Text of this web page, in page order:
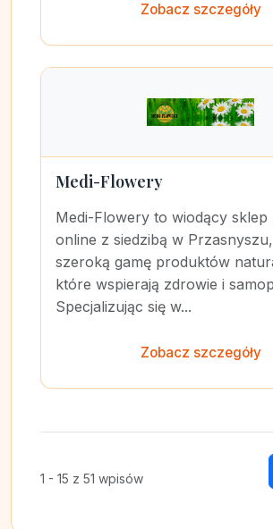
Zobacz szczegóły
Medi-Flowery
Medi-Flowery to wiodący sklep
online z siedzibą w
szeroką gamę produktów
które wspierają zdrowie i
Specjalizując się w...
Zobacz szczegóły
1 - 15 z 51 wpisów